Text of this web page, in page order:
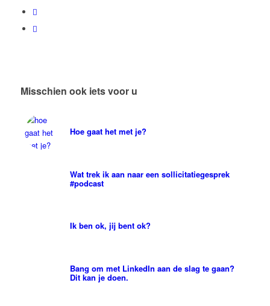
Misschien ook iets voor u
Hoe gaat het met je?
Wat trek ik aan naar een sollicitatiegesprek
#podcast
Ik ben ok, jij bent ok?
Bang om met LinkedIn aan de slag te gaan?
Dit kan je doen.